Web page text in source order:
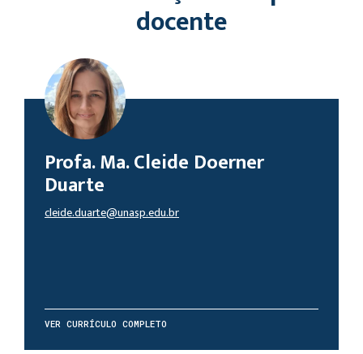
docente
Profa. Ma. Cleide Doerner
Duarte
cleide.duarte@unasp.edu.br
VER CURRÍCULO COMPLETO